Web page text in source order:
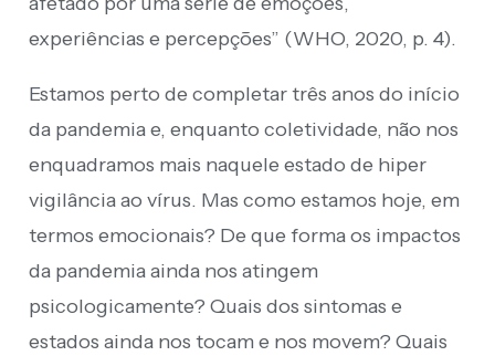
experiências e percepções” (WHO, 2020, p. 4).
Estamos perto de completar três anos do início
da pandemia e, enquanto coletividade, não nos
enquadramos mais naquele estado de hiper
vigilância ao vírus. Mas como estamos hoje, em
termos emocionais? De que forma os impactos
da pandemia ainda nos atingem
psicologicamente? Quais dos sintomas e
estados ainda nos tocam e nos movem? Quais